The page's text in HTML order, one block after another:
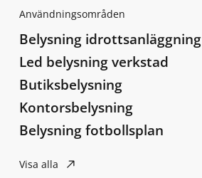
Användningsområden
Belysning idrottsanläggning
Led belysning verkstad
Butiksbelysning
Kontorsbelysning
Belysning fotbollsplan
Visa alla